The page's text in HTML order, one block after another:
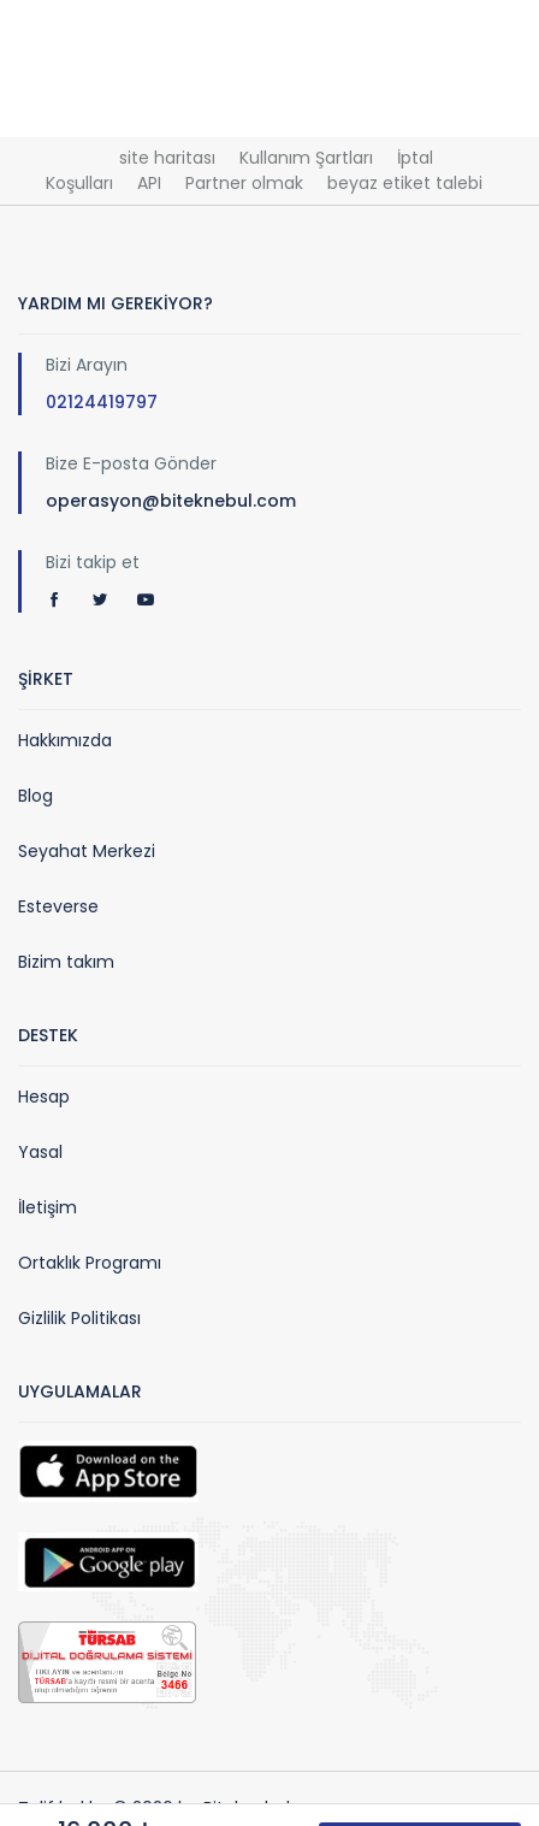
site haritası Kullanım Şartları
İptal
Koşulları
API Partner olmak beyaz etiket talebi
YARDIM MI GEREKİYOR?
Bizi Arayın
02124419797
Bize E-posta Gönder
operasyon@biteknebul.com
Bizi takip et
ŞİRKET
Hakkımızda
Blog
Seyahat Merkezi
Esteverse
Bizim takım
DESTEK
Hesap
Yasal
İletişim
Ortaklık Programı
Gizlilik Politikası
UYGULAMALAR
Telif hakları© 2026 by Biteknebul